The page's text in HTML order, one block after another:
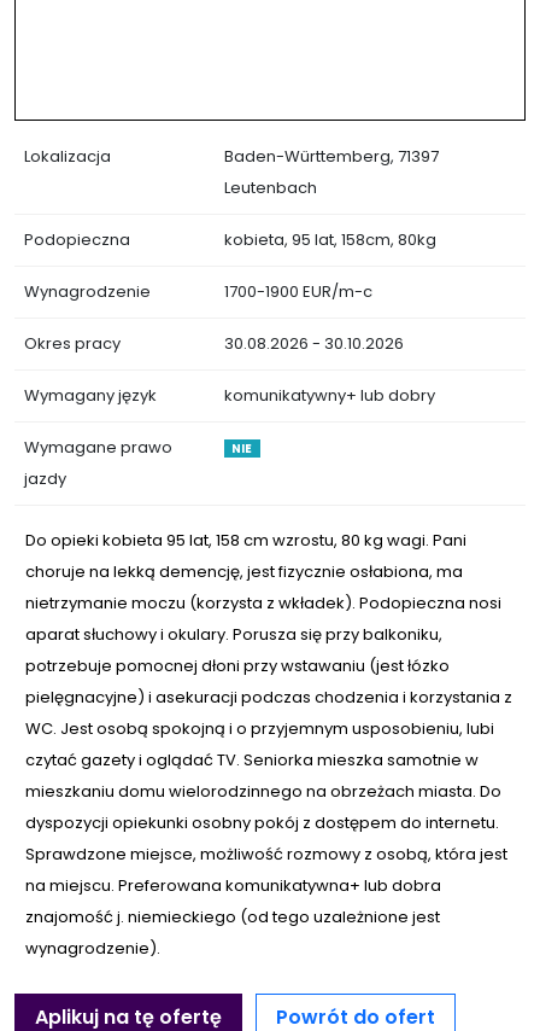
Lokalizacja
Baden-Württemberg, 71397
Leutenbach
Podopieczna kobieta, 95 lat, 158cm, 80kg
Wynagrodzenie 1700-1900 EUR/m-c
Okres pracy 30.08.2026 - 30.10.2026
Wymagany język komunikatywny+ lub dobry
Wymagane prawo
jazdy
NIE
Do opieki kobieta 95 lat, 158 cm wzrostu, 80 kg wagi. Pani
choruje na lekką demencję, jest fizycznie osłabiona, ma
nietrzymanie moczu (korzysta z wkładek). Podopieczna nosi
aparat słuchowy i okulary. Porusza się przy balkoniku,
potrzebuje pomocnej dłoni przy wstawaniu (jest łózko
pielęgnacyjne) i asekuracji podczas chodzenia i korzystania z
WC. Jest osobą spokojną i o przyjemnym usposobieniu, lubi
czytać gazety i oglądać TV. Seniorka mieszka samotnie w
mieszkaniu domu wielorodzinnego na obrzeżach miasta. Do
dyspozycji opiekunki osobny pokój z dostępem do internetu.
Sprawdzone miejsce, możliwość rozmowy z osobą, która jest
na miejscu. Preferowana komunikatywna+ lub dobra
znajomość j. niemieckiego (od tego uzależnione jest
wynagrodzenie).
Aplikuj na tę ofertę Powrót do ofert